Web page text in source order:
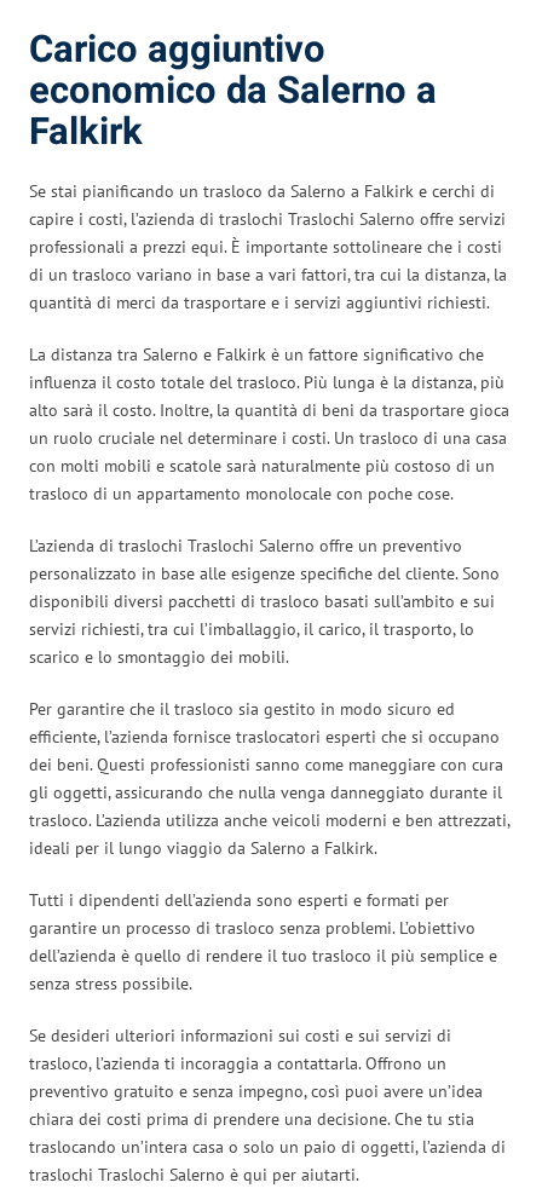
Carico aggiuntivo
economico da Salerno a
Falkirk
Se stai pianificando un trasloco da Salerno a Falkirk e cerchi di
capire i costi, l’azienda di traslochi Traslochi Salerno offre servizi
professionali a prezzi equi. È importante sottolineare che i costi
di un trasloco variano in base a vari fattori, tra cui la distanza, la
quantità di merci da trasportare e i servizi aggiuntivi richiesti.
La distanza tra Salerno e Falkirk è un fattore significativo che
influenza il costo totale del trasloco. Più lunga è la distanza, più
alto sarà il costo. Inoltre, la quantità di beni da trasportare gioca
un ruolo cruciale nel determinare i costi. Un trasloco di una casa
con molti mobili e scatole sarà naturalmente più costoso di un
trasloco di un appartamento monolocale con poche cose.
L’azienda di traslochi Traslochi Salerno offre un preventivo
personalizzato in base alle esigenze specifiche del cliente. Sono
disponibili diversi pacchetti di trasloco basati sull’ambito e sui
servizi richiesti, tra cui l’imballaggio, il carico, il trasporto, lo
scarico e lo smontaggio dei mobili.
Per garantire che il trasloco sia gestito in modo sicuro ed
efficiente, l’azienda fornisce traslocatori esperti che si occupano
dei beni. Questi professionisti sanno come maneggiare con cura
gli oggetti, assicurando che nulla venga danneggiato durante il
trasloco. L’azienda utilizza anche veicoli moderni e ben attrezzati,
ideali per il lungo viaggio da Salerno a Falkirk.
Tutti i dipendenti dell’azienda sono esperti e formati per
garantire un processo di trasloco senza problemi. L’obiettivo
dell’azienda è quello di rendere il tuo trasloco il più semplice e
senza stress possibile.
Se desideri ulteriori informazioni sui costi e sui servizi di
trasloco, l’azienda ti incoraggia a contattarla. Offrono un
preventivo gratuito e senza impegno, così puoi avere un’idea
chiara dei costi prima di prendere una decisione. Che tu stia
traslocando un’intera casa o solo un paio di oggetti, l’azienda di
traslochi Traslochi Salerno è qui per aiutarti.